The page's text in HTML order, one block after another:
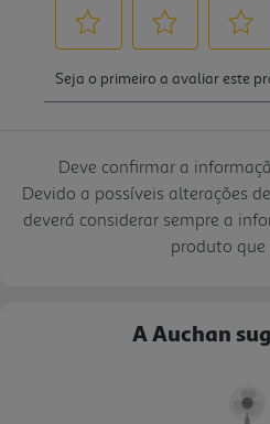
Deve confirmar a
Devido a possíveis alterações
deverá considerar sempre a
produto que
A Auchan